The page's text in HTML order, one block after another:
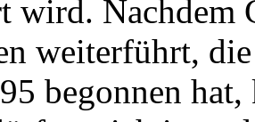
wird. Nachdem
weiterführt,
begonnen